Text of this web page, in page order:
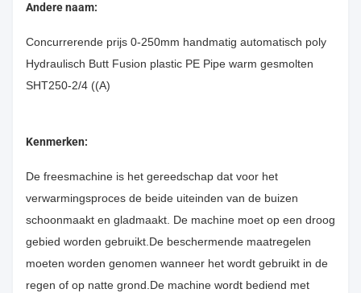
Andere naam:
Concurrerende prijs 0-250mm handmatig automatisch poly
Hydraulisch Butt Fusion plastic PE Pipe warm gesmolten
SHT250-2/4 ((A)
Kenmerken:
De freesmachine is het gereedschap dat voor het
verwarmingsproces de beide uiteinden van de buizen
schoonmaakt en gladmaakt. De machine moet op een droog
gebied worden gebruikt.De beschermende maatregelen
moeten worden genomen wanneer het wordt gebruikt in de
regen of op natte grond.De machine wordt bediend met